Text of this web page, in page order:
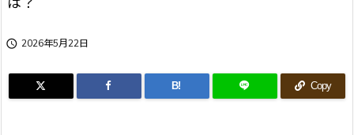
 2026年5月22日
B! Copy